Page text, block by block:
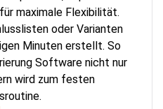
maximale Flexibilität.
oder Varianten
Minuten erstellt. So
Software nicht nur
wird zum festen